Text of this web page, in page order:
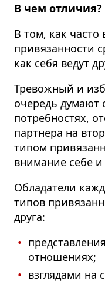
В чем отличия?
В том, как часто
привязанности
как себя ведут
Тревожный и
очередь думают
потребностях,
партнера на
типом
внимание себе и
Обладатели
типов
друга:
отношениях;
взглядами на